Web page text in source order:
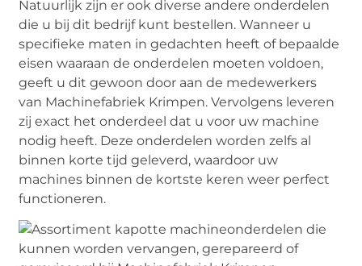
Natuurlijk zijn er ook diverse andere onderdelen
die u bij dit bedrijf kunt bestellen. Wanneer u
specifieke maten in gedachten heeft of bepaalde
eisen waaraan de onderdelen moeten voldoen,
geeft u dit gewoon door aan de medewerkers
van Machinefabriek Krimpen. Vervolgens leveren
zij exact het onderdeel dat u voor uw machine
nodig heeft. Deze onderdelen worden zelfs al
binnen korte tijd geleverd, waardoor uw
machines binnen de kortste keren weer perfect
functioneren.